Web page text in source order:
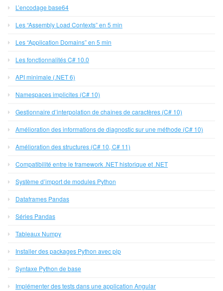
L’encodage base64
Les “Assembly Load Contexts” en 5 min
Les “Application Domains” en 5 min
Les fonctionnalités C# 10.0
API minimale (.NET 6)
Namespaces implicites (C# 10)
Gestionnaire d’interpolation de chaînes de caractères (C# 10)
Amélioration des informations de diagnostic sur une méthode (C# 10)
Amélioration des structures (C# 10, C# 11)
Compatibilité entre le framework .NET historique et .NET
Système d’import de modules Python
Dataframes Pandas
Séries Pandas
Tableaux Numpy
Installer des packages Python avec pip
Syntaxe Python de base
Implémenter des tests dans une application Angular